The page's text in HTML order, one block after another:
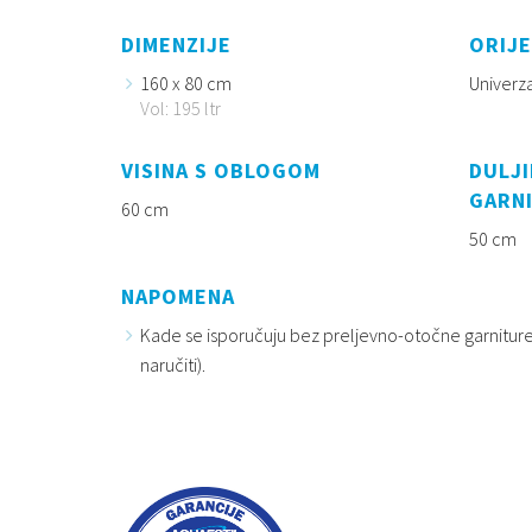
DIMENZIJE
160 x 80 cm
Vol: 195 ltr
VISINA S OBLOGOM
60 cm
50 cm
NAPOMENA
Kade se isporučuju bez preljevno-otočne
naručiti).